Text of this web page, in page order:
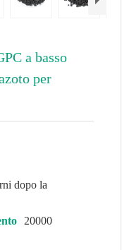
a basso
per
dopo la
20000